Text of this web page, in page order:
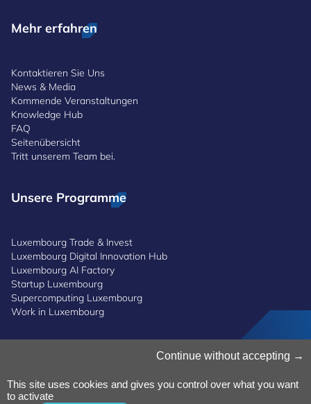
Mehr erfahren
Kontaktieren Sie Uns
News & Media
Kommende Veranstaltungen
Knowledge Hub
FAQ
Seitenübersicht
Tritt unserem Team bei.
Unsere Programme
Luxembourg Trade & Invest
Luxembourg Digital Innovation Hub
Luxembourg AI Factory
Startup Luxembourg
Supercomputing Luxembourg
Work in Luxembourg
Datenschutz
Bedingungen und Konditionen
Continue without accepting
This site uses cookies and gives you control over what you want
to activate